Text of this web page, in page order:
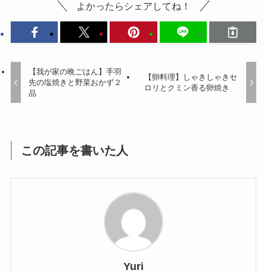
よかったらシェアしてね！
【我が家の晩ごはん】手羽
先の塩焼きと野菜おかず２
品
【卵料理】しゃきしゃきセ
ロリとクミン香る卵焼き
この記事を書いた人
Yuri